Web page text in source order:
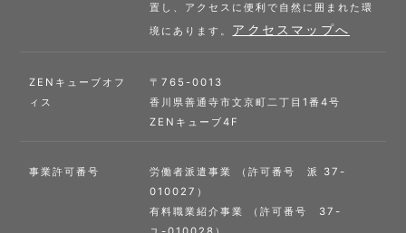
置し、アクセスに便利で自然に囲まれた環
境にあります。 アクセスマップへ
ZENキューブオフ
ィス
〒765-0013
香川県善通寺市文京町二丁目1番4号
ZENキューブ4F
事業許可番号
労働者派遣事業 （許可番号 派 37-
010027）
有料職業紹介事業 （許可番号 37-